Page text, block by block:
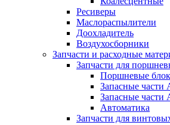
Ресиверы
Маслораспылители
Доохладитель
Воздухосборники
Запчасти и расходные
Запчасти для
Поршневые
Запасные части
Запасные
Автоматика
Запчасти для